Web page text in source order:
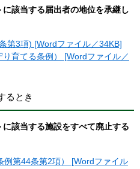
該当する届出者の地位を承継し
第3項) [Wordファイル／34KB]
育てる条例） [Wordファイル／
るとき
該当する施設をすべて廃止する
例第44条第2項） [Wordファイル